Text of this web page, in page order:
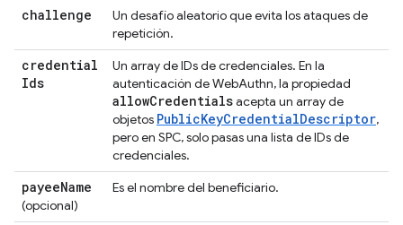
challenge
Un desafío aleatorio que evita los ataques de
repetición.
credential
Ids
Un array de IDs de credenciales. En la
autenticación de WebAuthn, la propiedad
allowCredentialsacepta un array de
objetos PublicKeyCredentialDescriptor,
pero en SPC, solo pasas una lista de IDs de
credenciales.
payeeName
(opcional)
Es el nombre del beneficiario.